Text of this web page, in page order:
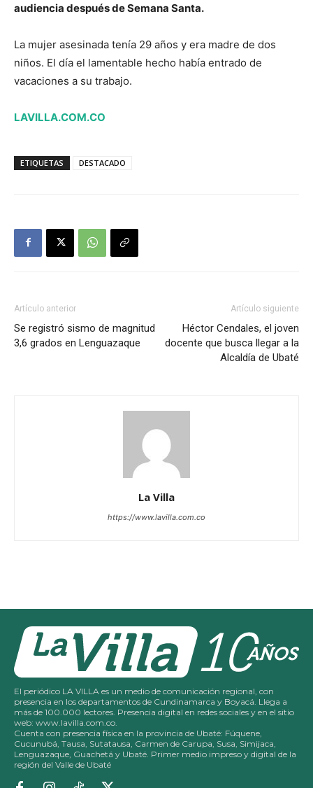
audiencia después de Semana Santa.
La mujer asesinada tenía 29 años y era madre de dos
niños. El día el lamentable hecho había entrado de
vacaciones a su trabajo.
LAVILLA.COM.CO
ETIQUETAS DESTACADO
Artículo anterior
Se registró sismo de magnitud
3,6 grados en Lenguazaque
Artículo siguiente
Héctor Cendales, el joven
docente que busca llegar a la
Alcaldía de Ubaté
La Villa
https://www.lavilla.com.co
El periódico LA VILLA es un medio de comunicación regional, con
presencia en los departamentos de Cundinamarca y Boyacá. Llega a
más de 100.000 lectores. Presencia digital en redes sociales y en el sitio
web: www.lavilla.com.co.
Cuenta con presencia física en la provincia de Ubaté: Fúquene,
Cucunubá, Tausa, Sutatausa, Carmen de Carupa, Susa, Simijaca,
Lenguazaque, Guachetá y Ubaté. Primer medio impreso y digital de la
región del Valle de Ubaté